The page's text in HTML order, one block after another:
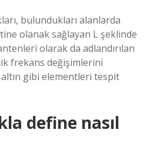
bulundukları alanlarda
olanak sağlayan L şeklinde
olarak da adlandırılan
frekans değişimlerini
gibi elementleri tespit
define nasıl